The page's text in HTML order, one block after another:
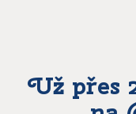
Už přes